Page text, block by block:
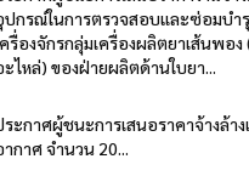
ปกรณ์ในการตรวจสอบและซ่อมบำ
รื่องจักรกลุ่มเครื่องผลิตยาเส้นพอง
ะไหล่) ของฝ่ายผลิตด้านใบยา...
ะกาศผู้ชนะการเสนอราคาจ้างล้าง
ากาศ จำนวน 20...